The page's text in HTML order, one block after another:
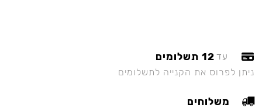
עד 12 תשלומים
ניתן לפרוס את הקנייה לתשלומים
משלוחים